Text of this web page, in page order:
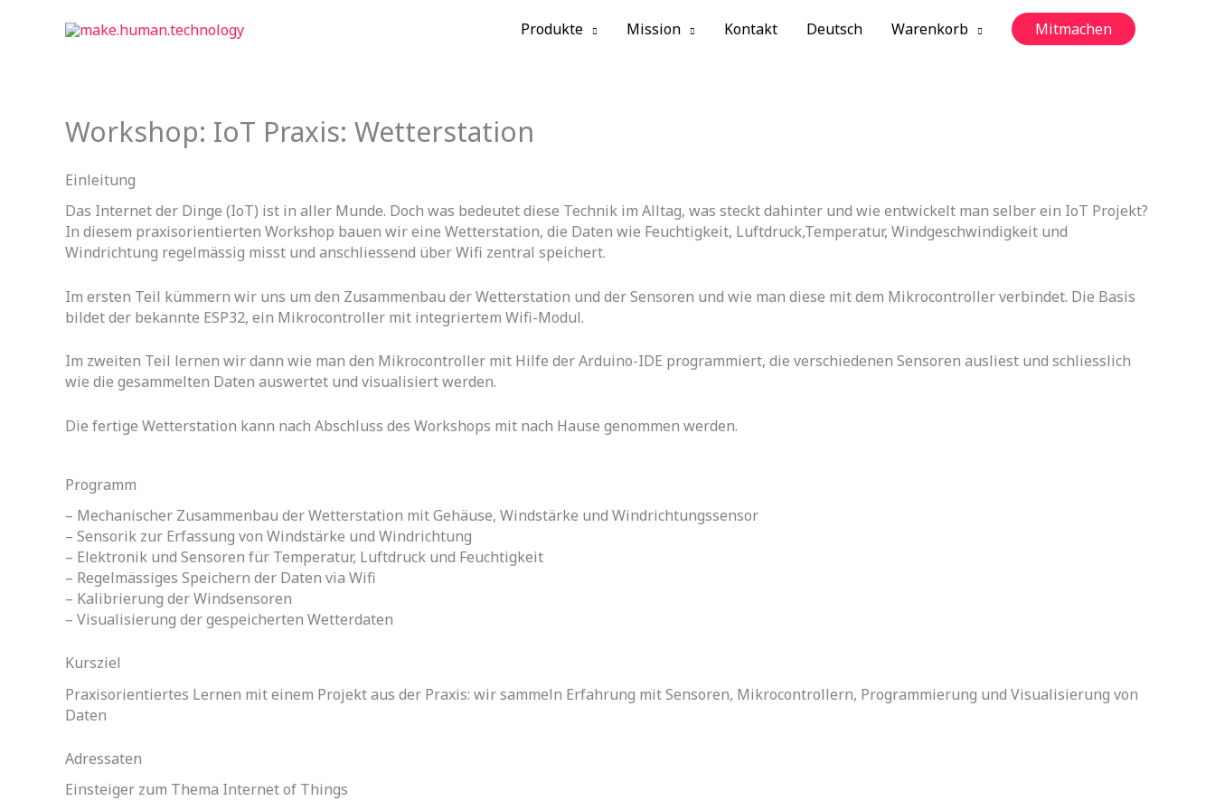
Produkte Mission Kontakt Deutsch Warenkorb Mitmachen
Workshop: IoT Praxis: Wetterstation
Einleitung
Das Internet der Dinge (IoT) ist in aller Munde. Doch was bedeutet diese Technik im Alltag, was steckt dahinter und wie entwickelt man selber ein IoT Projekt?
In diesem praxisorientierten Workshop bauen wir eine Wetterstation, die Daten wie Feuchtigkeit, Luftdruck,Temperatur, Windgeschwindigkeit und
Windrichtung regelmässig misst und anschliessend über Wifi zentral speichert.
Im ersten Teil kümmern wir uns um den Zusammenbau der Wetterstation und der Sensoren und wie man diese mit dem Mikrocontroller verbindet. Die Basis
bildet der bekannte ESP32, ein Mikrocontroller mit integriertem Wifi-Modul.
Im zweiten Teil lernen wir dann wie man den Mikrocontroller mit Hilfe der Arduino-IDE programmiert, die verschiedenen Sensoren ausliest und schliesslich
wie die gesammelten Daten auswertet und visualisiert werden.
Die fertige Wetterstation kann nach Abschluss des Workshops mit nach Hause genommen werden.
Programm
– Mechanischer Zusammenbau der Wetterstation mit Gehäuse, Windstärke und Windrichtungssensor
– Sensorik zur Erfassung von Windstärke und Windrichtung
– Elektronik und Sensoren für Temperatur, Luftdruck und Feuchtigkeit
– Regelmässiges Speichern der Daten via Wifi
– Kalibrierung der Windsensoren
– Visualisierung der gespeicherten Wetterdaten
Kursziel
Praxisorientiertes Lernen mit einem Projekt aus der Praxis: wir sammeln Erfahrung mit Sensoren, Mikrocontrollern, Programmierung und Visualisierung von
Daten
Adressaten
Einsteiger zum Thema Internet of Things